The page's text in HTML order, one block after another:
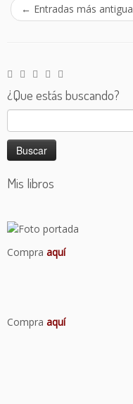
← Entradas más
¿Que estás buscando?
Buscar:
Mis libros
Compra aquí
Compra aquí